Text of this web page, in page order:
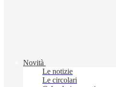
Novità
Le notizie
Le circolari